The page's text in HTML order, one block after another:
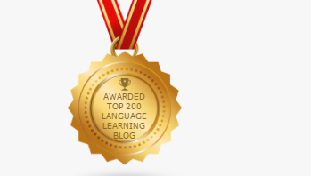
julho 2024
junho 2024
maio 2024
abril 2024
março 2024
janeiro 2024